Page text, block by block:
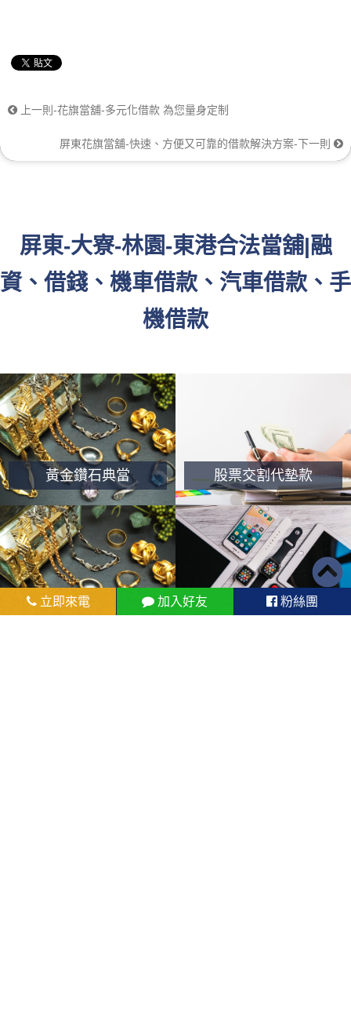
上一則-花旗當舖-多元化借款 為您量身定制
屏東花旗當舖-快速、方便又可靠的借款解決方案-下一則
屏東-大寮-林園-東港合法當舖|融
資、借錢、機車借款、汽車借款、手
機借款
黃金鑽石典當 股票交割代墊款
黃金鑽石典當 手機借款
立即來電 加入好友 粉絲團